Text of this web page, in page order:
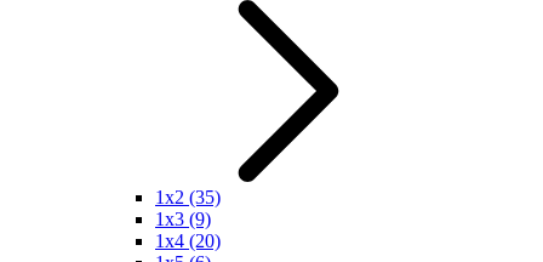
1x2 (35)
1x3 (9)
1x4 (20)